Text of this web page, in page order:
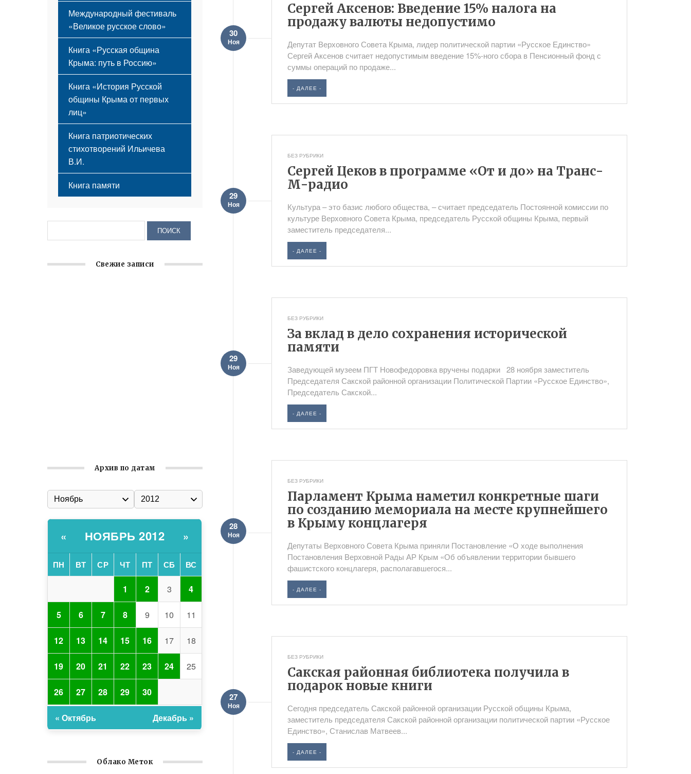
Сергей Аксенов: Введение 15% налога на
продажу валюты недопустимо
30
Ноя
Депутат Верховного Совета Крыма, лидер политической партии «Русское Единство»
Сергей Аксенов считает недопустимым введение 15%-ного сбора в Пенсионный фонд с
суммы операций по продаже...
- ДАЛЕЕ -
БЕЗ РУБРИКИ
Сергей Цеков в программе «От и до» на Транс-
М-радио
29
Ноя
Культура – это базис любого общества, – считает председатель Постоянной комиссии по
культуре Верховного Совета Крыма, председатель Русской общины Крыма, первый
заместитель председателя...
- ДАЛЕЕ -
БЕЗ РУБРИКИ
За вклад в дело сохранения исторической
памяти
29
Ноя
Заведующей музеем ПГТ Новофедоровка вручены подарки 28 ноября заместитель
Председателя Сакской районной организации Политической Партии «Русское Единство»,
Председатель Сакской...
- ДАЛЕЕ -
БЕЗ РУБРИКИ
Парламент Крыма наметил конкретные шаги
по созданию мемориала на месте крупнейшего
в Крыму концлагеря
28
Ноя
Депутаты Верховного Совета Крыма приняли Постановление «О ходе выполнения
Постановления Верховной Рады АР Крым «Об объявлении территории бывшего
фашистского концлагеря, располагавшегося...
- ДАЛЕЕ -
БЕЗ РУБРИКИ
Сакская районная библиотека получила в
подарок новые книги
27
Ноя
Сегодня председатель Сакской районной организации Русской общины Крыма,
заместитель председателя Сакской районной организации политической партии «Русское
Единство», Станислав Матвеев...
- ДАЛЕЕ -
Международный фестиваль
«Великое русское слово»
Книга «Русская община
Крыма: путь в Россию»
Книга «История Русской
общины Крыма от первых
лиц»
Книга патриотических
стихотворений Ильичева
В.И.
Книга памяти
Свежие записи
Архив по датам
« НОЯБРЬ 2012 »
ПН ВТ СР ЧТ ПТ СБ ВС
1 2 3 4
5 6 7 8 9 10 11
12 13 14 15 16 17 18
19 20 21 22 23 24 25
26 27 28 29 30
« Октябрь Декабрь »
Облако Меток